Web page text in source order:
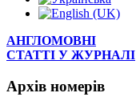
АНГЛОМОВНІ
СТАТТІ У ЖУРНАЛІ
Архів номерів